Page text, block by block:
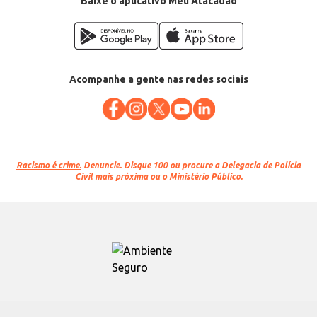
Acompanhe a gente nas redes sociais
Racismo é crime. Denuncie. Disque 100 ou procure a Delegacia de Polícia
Civil mais próxima ou o Ministério Público.